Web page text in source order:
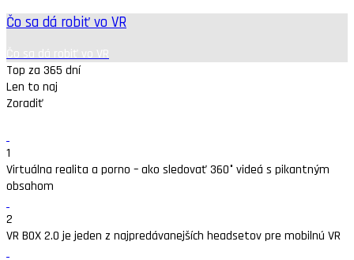
Čo sa dá robiť vo VR
Čo sa dá robiť vo VR
Top za 365 dní
Len to naj
Zoradiť
1
Virtuálna realita a porno – ako sledovať 360° videá s pikantným
obsahom
2
VR BOX 2.0 je jeden z najpredávanejších headsetov pre mobilnú VR